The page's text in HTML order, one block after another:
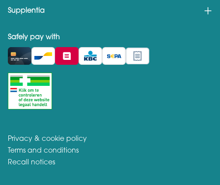
Supplentia
Safely pay with
Privacy & cookie policy
Terms and conditions
Recall notices